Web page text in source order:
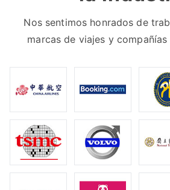
Nos sentimos honrados de
marcas de viajes y